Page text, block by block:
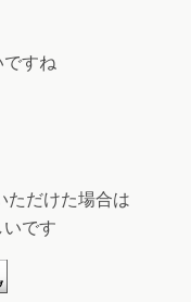
ですね
ただけた場合は
です